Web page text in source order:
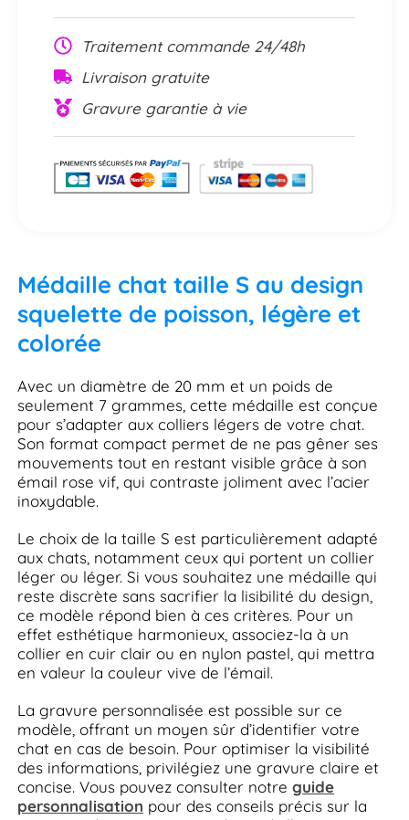
Traitement commande 24/48h
Livraison gratuite
Gravure garantie à vie
Médaille chat taille S au design
squelette de poisson, légère et
colorée
Avec un diamètre de 20 mm et un poids de
seulement 7 grammes, cette médaille est conçue
pour s’adapter aux colliers légers de votre chat.
Son format compact permet de ne pas gêner ses
mouvements tout en restant visible grâce à son
émail rose vif, qui contraste joliment avec l’acier
inoxydable.
Le choix de la taille S est particulièrement adapté
aux chats, notamment ceux qui portent un collier
léger ou léger. Si vous souhaitez une médaille qui
reste discrète sans sacrifier la lisibilité du design,
ce modèle répond bien à ces critères. Pour un
effet esthétique harmonieux, associez-la à un
collier en cuir clair ou en nylon pastel, qui mettra
en valeur la couleur vive de l’émail.
La gravure personnalisée est possible sur ce
modèle, offrant un moyen sûr d’identifier votre
chat en cas de besoin. Pour optimiser la visibilité
des informations, privilégiez une gravure claire et
concise. Vous pouvez consulter notre guide
personnalisation pour des conseils précis sur la